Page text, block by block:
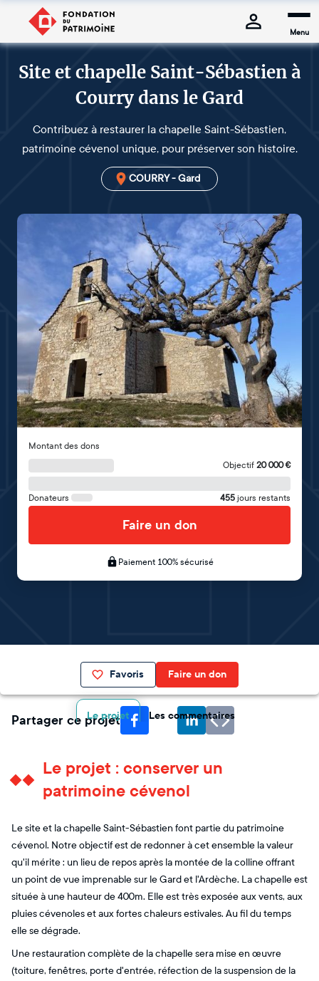
Menu
Site et chapelle Saint-Sébastien à
Courry dans le Gard
Contribuez à restaurer la chapelle Saint-Sébastien,
patrimoine cévenol unique, pour préserver son histoire.
COURRY - Gard
Montant des dons
Objectif 20 000€
Donateurs 455 jours restants
Faire un don
Paiement 100% sécurisé
Favoris Faire un don
Le projet Les commentaires
Partager ce projet
Le projet : conserver un
patrimoine cévenol
Le site et la chapelle Saint-Sébastien font partie du patrimoine
cévenol. Notre objectif est de redonner à cet ensemble la valeur
qu'il mérite : un lieu de repos après la montée de la colline offrant
un point de vue imprenable sur le Gard et l'Ardèche. La chapelle est
située à une hauteur de 400m. Elle est très exposée aux vents, aux
pluies cévenoles et aux fortes chaleurs estivales. Au fil du temps
elle se dégrade.
Une restauration complète de la chapelle sera mise en œuvre
(toiture, fenêtres, porte d'entrée, réfection de la suspension de la